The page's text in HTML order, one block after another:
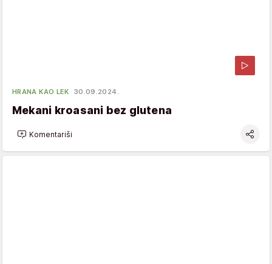
HRANA KAO LEK 30.09.2024.
Mekani kroasani bez glutena
Komentariši